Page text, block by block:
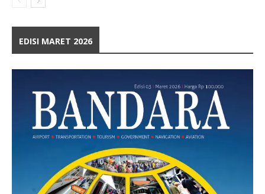
EDISI MARET 2026